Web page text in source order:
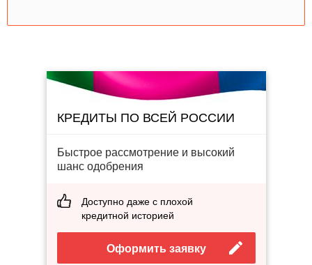
КРЕДИТЫ ПО ВСЕЙ РОССИИ
Быстрое рассмотрение и высокий
шанс одобрения
Доступно даже с плохой
кредитной историей
Оформить заявку